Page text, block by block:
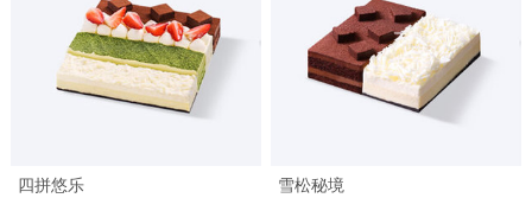
四拼悠乐 雪松秘境